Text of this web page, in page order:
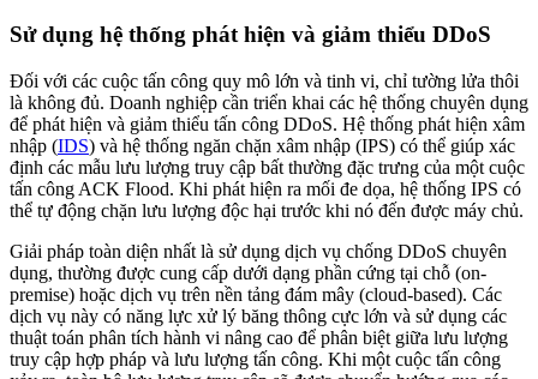
Sử dụng hệ thống phát hiện và giảm thiểu DDoS
Đối với các cuộc tấn công quy mô lớn và tinh vi, chỉ tường lửa thôi
là không đủ. Doanh nghiệp cần triển khai các hệ thống chuyên dụng
để phát hiện và giảm thiểu tấn công DDoS. Hệ thống phát hiện xâm
nhập (IDS) và hệ thống ngăn chặn xâm nhập (IPS) có thể giúp xác
định các mẫu lưu lượng truy cập bất thường đặc trưng của một cuộc
tấn công ACK Flood. Khi phát hiện ra mối đe dọa, hệ thống IPS có
thể tự động chặn lưu lượng độc hại trước khi nó đến được máy chủ.
Giải pháp toàn diện nhất là sử dụng dịch vụ chống DDoS chuyên
dụng, thường được cung cấp dưới dạng phần cứng tại chỗ (on-
premise) hoặc dịch vụ trên nền tảng đám mây (cloud-based). Các
dịch vụ này có năng lực xử lý băng thông cực lớn và sử dụng các
thuật toán phân tích hành vi nâng cao để phân biệt giữa lưu lượng
truy cập hợp pháp và lưu lượng tấn công. Khi một cuộc tấn công